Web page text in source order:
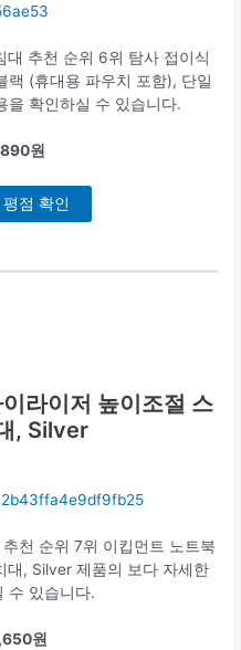
대 추천 순위 6위 탐사 접이식
랙 (휴대용 파우치 포함), 단일
을 확인하실 수 있습니다.
원
점 확인
라이저 높이조절 스
, Silver
천 순위 7위 이킵먼트 노트북
대, Silver 제품의 보다 자세한
수 있습니다.
원